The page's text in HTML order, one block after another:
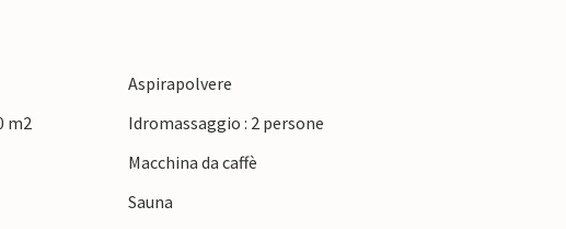
Aspirapolvere
m2
Idromassaggio : 2 persone
Macchina da caffè
Sauna